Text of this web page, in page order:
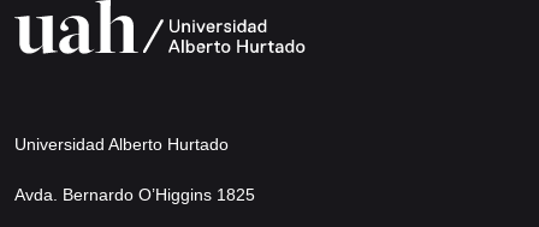
Universidad Alberto Hurtado
Avda. Bernardo O’Higgins 1825